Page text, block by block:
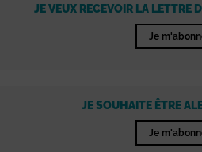
JE VEUX RECEVOIR LA LETTRE
Je
JE SOUHAITE ÊTRE
Je